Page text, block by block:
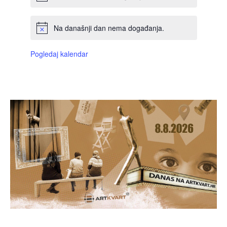
Na današnji dan nema događanja.
Pogledaj kalendar